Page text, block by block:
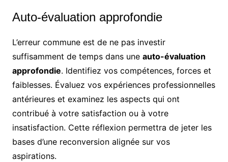
Auto-évaluation approfondie
L’erreur commune est de ne pas investir
suffisamment de temps dans une auto-évaluation
approfondie. Identifiez vos compétences, forces et
faiblesses. Évaluez vos expériences professionnelles
antérieures et examinez les aspects qui ont
contribué à votre satisfaction ou à votre
insatisfaction. Cette réflexion permettra de jeter les
bases d’une reconversion alignée sur vos
aspirations.